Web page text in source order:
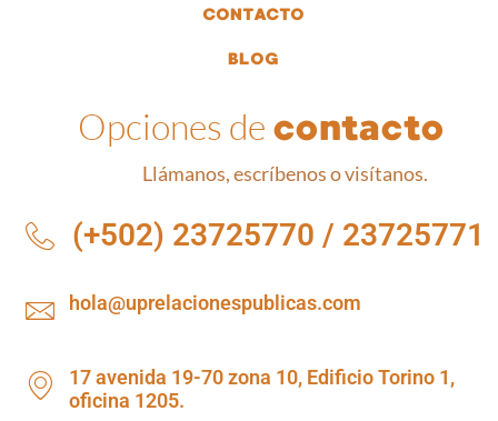
CONTACTO
BLOG
Opciones de contacto
Llámanos, escríbenos o visítanos.
(+502) 23725770 / 23725771
hola@uprelacionespublicas.com
17 avenida 19-70 zona 10, Edificio Torino 1,
oficina 1205.